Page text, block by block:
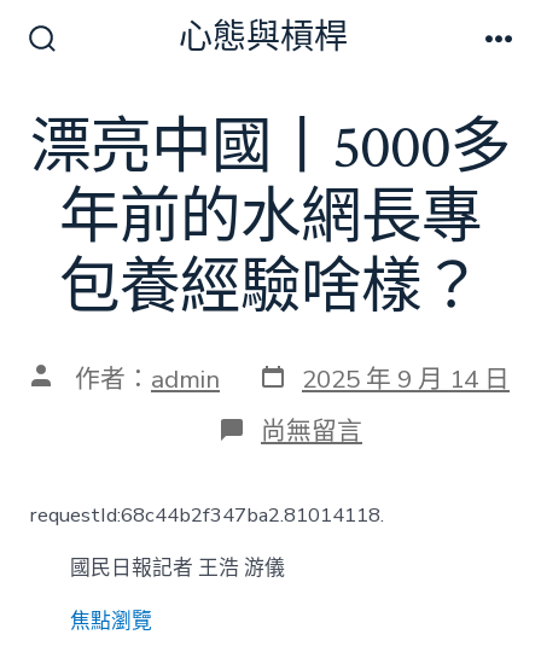
切
換
開
心態與槓桿
漂亮中國丨5000多
年前的水網長專
包養經驗啥樣？
文 作者： admin 發
表
日
期
2025 年 9 月 14 日
在
〈漂
中
國
丨
5000
尚無留言
requestId:68c44b2f347ba2.81014118.
國民日報記者 王浩 游儀
焦點瀏覽